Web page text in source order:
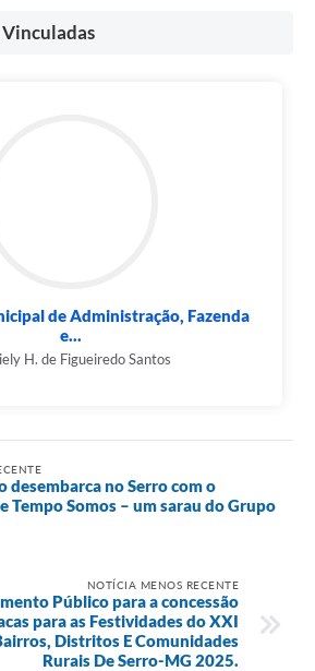
de Administração, Fazenda
e...
H. de Figueiredo Santos
desembarca no Serro com o
Tempo Somos – um sarau do Grupo
NOTÍCIA MENOS RECENTE
Público para a concessão
para as Festividades do XXI
Distritos E Comunidades
Rurais De Serro-MG 2025.